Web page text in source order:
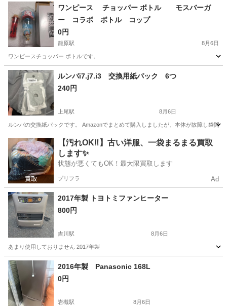
ワンピース チョッパー ボトル モスバーガ
ー コラボ ボトル コップ
0円
籠原駅 8月6日
ワンピースチョッパー ボトルです。
埼玉 熊谷市 籠原駅
ルンバi7.j7.i3 交換用紙パック 6つ
240円
上尾駅 8月6日
ルンバの交換紙パックです。 Amazonでまとめて購入しましたが、本体が故障し袋開
埼玉 上尾市 上尾駅 生活家電
【汚れOK‼️】古い洋服、一袋まるまる買取
します✨
状態が悪くてもOK！最大限買取します
プリフラ Ad
2017年製 トヨトミファンヒーター
800円
吉川駅 8月6日
あまり使用しておりません 2017年製
埼玉 吉川市 吉川駅
2016年製 Panasonic 168L
0円
岩槻駅 8月6日